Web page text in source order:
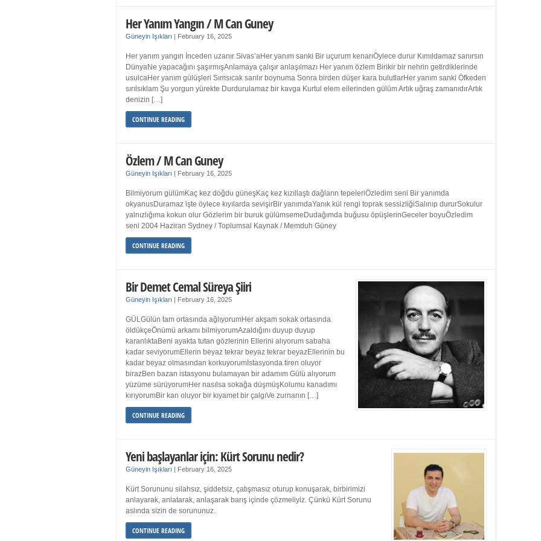
Her Yanım Yangın / M Can Guney
Güneyin Işıkları February 16, 2025
Her yanım yangın İnceden uzanır Sivas’aHer yanım sanki Bir uçurum kenarıÖylece durur Kımıldamaz sanırsın
DünyaNe yapacağını şaşırmışAnlamaya çalışır anlaşılmazı Her yanım özlem Birikir bir nehrin getirdiklerinde
usulcaHer yanım gülüşleri Sımsıcak sarılır boynuma Sonra birden düşer kara bulutlarHer yanım sanki Öfkeden
sırılsıklam Şu yorgun yürekte Durdurulamaz bir kavga Kurtul elem ellerinden gülüm Artık uğraş zamanıdırArtık
denizin […]
CONTINUE READING
Özlem / M Can Guney
Güneyin Işıkları February 16, 2025
Bilmiyorum gülümKaç kez doğdu güneşKaç kez kızıllaştı dağların tepeleriÖzledim seni Bir yanımda
okyanusDuramaz işte öylece kıyılarda sevişirBir yanımdaYanık kül rengi toprak sessizliğiSalınıp dururSokulur
yalnızlığıma kokun olur Gözlerim bir buruk gülümsemeDudağımda buğusu öpüşlerinGeceler boyuÖzledim
seni 2004 Haziran Sydney / Toplumsal Kaynak / Memduh Güney
CONTINUE READING
Bir Demet Cemal Süreya Şiiri
Güneyin Işıkları February 16, 2025
GÜLGülün tam ortasında ağlıyorumHer akşam sokak ortasında
öldükçeÖnümü arkamı bilmiyorumAzaldığını duyup duyup
karanlıktaBeni ayakta tutan gözlerinin Ellerini alıyorum sabaha
kadar seviyorumEllerin beyaz tekrar beyaz tekrar beyazEllerinin bu
kadar beyaz olmasından korkuyorumİstasyonda tiren oluyor
birazBen bazan istasyonu bulamayan bir adamım Gülü alıyorum
yüzüme sürüyorumHer nasılsa sokağa düşmüşKolumu kanadımı
kırıyorumBir kan oluyor bir kıyamet bir çalgıVe zurnanın […]
CONTINUE READING
Yeni başlayanlar için: Kürt Sorunu nedir?
Güneyin Işıkları February 16, 2025
Kürt Sorununu silahsız, şiddetsiz, çatışmasız oturup konuşarak, birbirimizi
anlayarak, anlatarak, anlaşarak barış içinde çözmeliyiz. Çünkü Kürt Sorunu
aslında sizin de sorununuz.
CONTINUE READING